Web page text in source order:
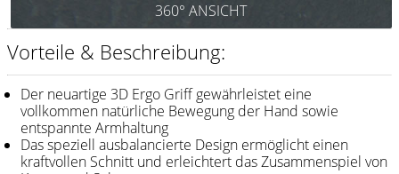
Bürsten
Y.S. Park
Werkzeugtaschen
360° ANSICHT
Vorteile & Beschreibung:
Der neuartige 3D Ergo Griff gewährleistet eine
vollkommen natürliche Bewegung der Hand sowie
entspannte Armhaltung
Das speziell ausbalancierte Design ermöglicht einen
kraftvollen Schnitt und erleichtert das Zusammenspiel von